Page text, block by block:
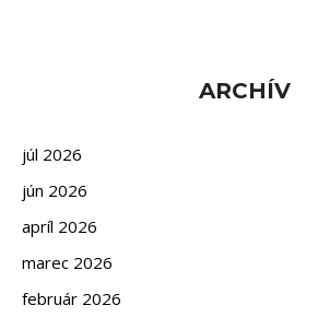
ARCHÍV
júl 2026
jún 2026
apríl 2026
marec 2026
február 2026